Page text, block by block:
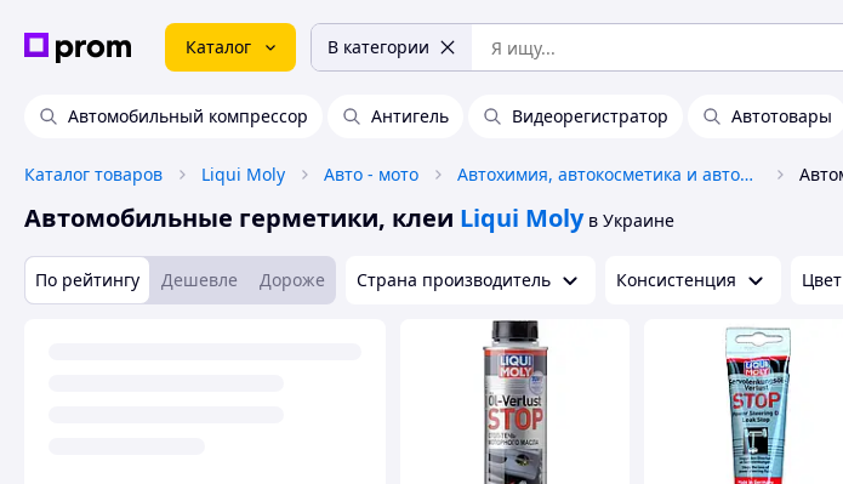
Каталог В категории
Автомобильный компрессор Антигель Видеорегистратор Автотовары
Каталог товаров Liqui Moly Авто - мото Автохимия, автокосметика и автомасла
Автомобильные герметики, клеи Liqui Moly в Украине
По рейтингу Дешевле Дороже Страна производитель Консистенция Цвет